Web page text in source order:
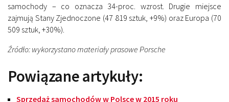
samochody – co oznacza 34-proc. wzrost. Drugie miejsce
zajmują Stany Zjednoczone (47 819 sztuk, +9%) oraz Europa (70
509 sztuk, +30%).
Źródło: wykorzystano materiały prasowe Porsche
Powiązane artykuły:
Sprzedaż samochodów w Polsce w 2015 roku